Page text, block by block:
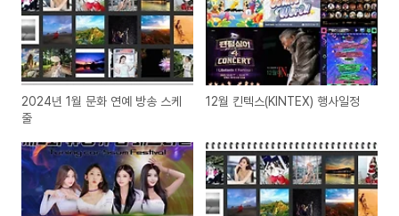
2024년 1월 문화 연예 방송 스케
줄
12월 킨텍스(KINTEX) 행사일정